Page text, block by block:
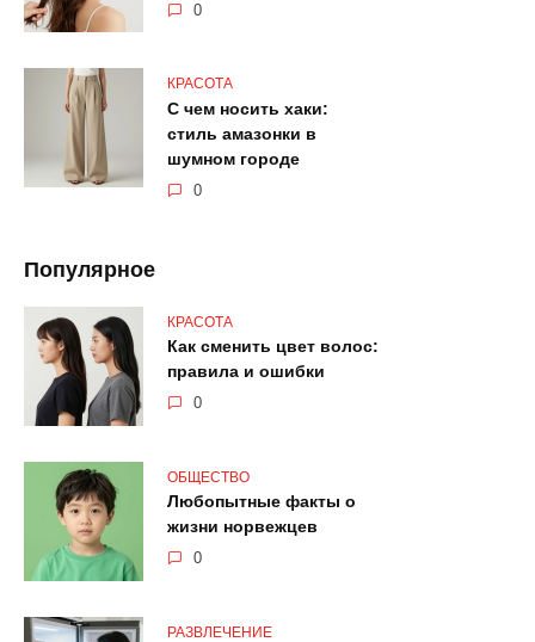
0
КРАСОТА
С чем носить хаки:
стиль амазонки в
шумном городе
0
Популярное
КРАСОТА
Как сменить цвет волос:
правила и ошибки
0
ОБЩЕСТВО
Любопытные факты о
жизни норвежцев
0
РАЗВЛЕЧЕНИЕ